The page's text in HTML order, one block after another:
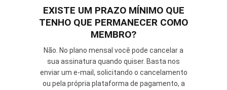
EXISTE UM PRAZO MÍNIMO QUE
TENHO QUE PERMANECER COMO
MEMBRO?
Não. No plano mensal você pode cancelar a
sua assinatura quando quiser. Basta nos
enviar um e-mail, solicitando o cancelamento
ou pela própria plataforma de pagamento, a